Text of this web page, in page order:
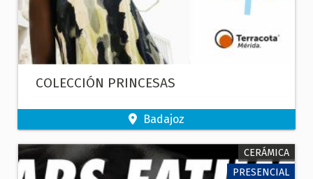
COLECCIÓN PRINCESAS
Badajoz
CERÁMICA
PRESENCIAL